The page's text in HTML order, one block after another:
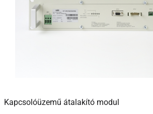
Kapcsolóüzemű átalakító modul